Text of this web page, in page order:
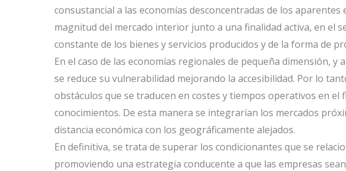
consustancial a las economías desconcentradas de los aparentes
magnitud del mercado interior junto a una finalidad activa, en el
constante de los bienes y servicios producidos y de la forma de
En el caso de las economías regionales de pequeña dimensión, y
se reduce su vulnerabilidad mejorando la accesibilidad. Por lo
obstáculos que se traducen en costes y tiempos operativos en el
conocimientos. De esta manera se integrarían los mercados
distancia económica con los geográficamente alejados.
En definitiva, se trata de superar los condicionantes que se
promoviendo una estrategia conducente a que las empresas